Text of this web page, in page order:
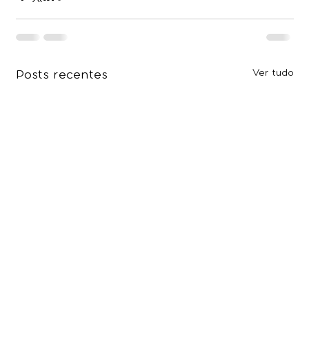
Posts recentes Ver tudo